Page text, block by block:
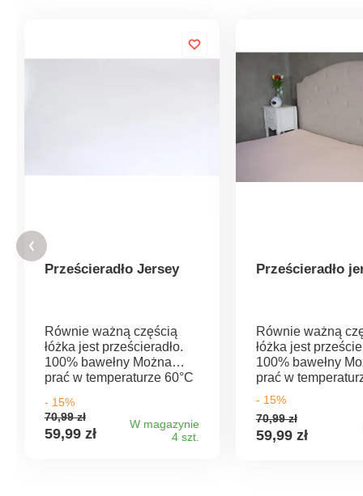
Prześcieradło Jersey
Równie ważną częścią
łóżka jest prześcieradło.
100% bawełny Można
prać w temperaturze 60°C
można idealnie łączyć z
pościelą z naszej
szerokiej oferty.
- 15%
70,99 zł
59,99 zł
W magazynie
4 szt.
Prześcieradło
Równie ważną
łóżka jest
100% bawełny
prać w
Nasza rada:
można idealnie
pościelą z naszej
szerokiej oferty.
- 15%
70,99 zł
59,99 zł